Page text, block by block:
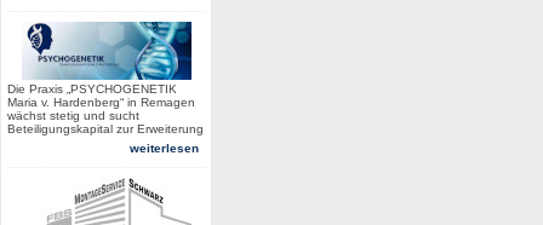
Die Praxis „PSYCHOGENETIK
Maria v. Hardenberg“ in Remagen
wächst stetig und sucht
Beteiligungskapital zur Erweiterung
weiterlesen